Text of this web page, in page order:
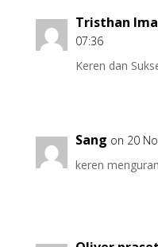
Tristhan
07:36
Keren dan
Sang on 20
keren